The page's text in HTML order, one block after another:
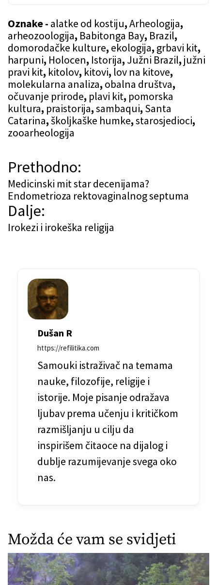
Oznake - alatke od kostiju,Arheologija,
arheozoologija, Babitonga Bay, Brazil,
domorodačke kulture, ekologija, grbavi kit,
harpuni, Holocen, Istorija, Južni Brazil, južni
pravi kit, kitolov, kitovi, lov na kitove,
molekularna analiza, obalna društva,
očuvanje prirode, plavi kit, pomorska
kultura, praistorija,sambaqui, Santa
Catarina,školjkaške humke,starosjedioci,
zooarheologija
N
a
v
i
Prethodno:
Medicinski mit star decenijama?
Endometrioza rektovaginalnog septuma
Dalje:
Irokezi i irokeška religija
Dušan R
https://refilitika.com
Samouki istraživač na temama
nauke, filozofije, religije i
istorije. Moje pisanje odražava
ljubav prema učenju i kritičkom
razmišljanju u cilju da
inspirišem čitaoce na dijalog i
dublje razumijevanje svega oko
nas.
Možda će vam se svidjeti